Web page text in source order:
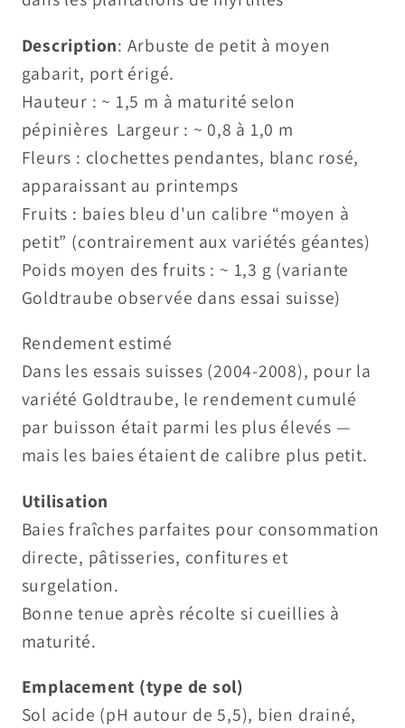
Description: Arbuste de petit à moyen
gabarit, port érigé.
Hauteur : ~ 1,5 m à maturité selon
pépinières Largeur : ~ 0,8 à 1,0 m
Fleurs : clochettes pendantes, blanc rosé,
apparaissant au printemps
Fruits : baies bleu d'un calibre “moyen à
petit” (contrairement aux variétés géantes)
Poids moyen des fruits : ~ 1,3 g (variante
Goldtraube observée dans essai suisse)
Rendement estimé
Dans les essais suisses (2004-2008), pour la
variété Goldtraube, le rendement cumulé
par buisson était parmi les plus élevés —
mais les baies étaient de calibre plus petit.
Utilisation
Baies fraîches parfaites pour consommation
directe, pâtisseries, confitures et
surgelation.
Bonne tenue après récolte si cueillies à
maturité.
Emplacement (type de sol)
Sol acide (pH autour de 5,5), bien drainé,